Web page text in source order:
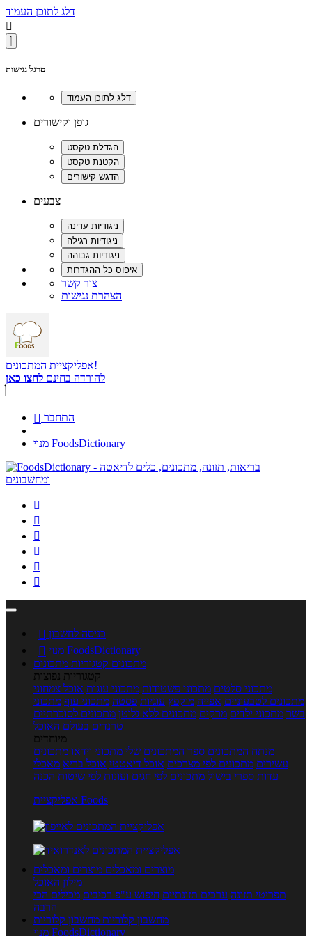
דלג לתוכן העמוד

סרגל נגישות
גופן וקישורים
צבעים
צור קשר
הצהרת נגישות
אפליקציית המתכונים!
להורדה בחינם לחצו כאן
 התחבר
מנוי FoodsDictionary






 כניסה לחשבון

מנוי FoodsDictionary
מתכונים קטגוריות מתכונים
קטגוריות נפוצות
מתכוני סלטים מתכוני פשטידות מתכוני עוגות אוכל צמחוני
מתכונים לטבעוניים אפייה מוקפץ עוגיות פסטה מתכוני עוף מתכוני
בשר מתכוני ילדים מרקים מתכונים ללא גלוטן מתכונים לסוכרתיים
טרנדים בעולם האוכל
מיוחדים
מנתח המתכונים ספר המתכונים שלי מתכוני וידאו מתכונים
עשירים מתכונים לפי מצרכים אוכל דיאטטי אוכל בריא מאכלי
עדות ספרי בישול מתכונים לפי חגים ועונות לפי שיטות הכנה
אפליקציית Foods
מוצרים ומאכלים מוצרים ומאכלים
מילון האוכל
תפריטי תזונה ערכים תזונתיים חיפוש ע"פ רכיבים מכילים הכי
הרבה
מחשבון קלוריות מחשבון קלוריות
מנוי FoodsDictionary